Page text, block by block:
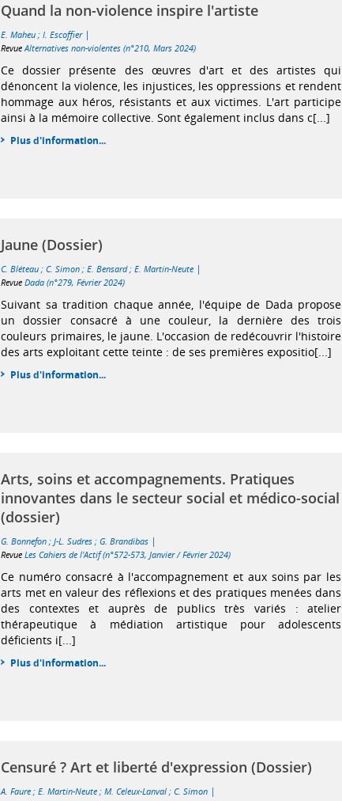
Quand la non-violence inspire l'artiste
E. Maheu ;I. Escoffier |
RevueAlternatives non-violentes (n°210, Mars 2024)
Ce dossier présente des œuvres d'art et des artistes qui
dénoncent la violence, les injustices, les oppressions et rendent
hommage aux héros, résistants et aux victimes. L'art participe
ainsi à la mémoire collective. Sont également inclus dans c[...]
Plus d'information...
Jaune (Dossier)
C. Bléteau ;C. Simon ;E. Bensard;E. Martin-Neute |
RevueDada (n°279, Février 2024)
Suivant sa tradition chaque année, l'équipe de Dada propose
un dossier consacré à une couleur, la dernière des trois
couleurs primaires, le jaune. L'occasion de redécouvrir l'histoire
des arts exploitant cette teinte : de ses premières expositio[...]
Plus d'information...
Arts, soins et accompagnements. Pratiques
innovantes dans le secteur social et médico-social
(dossier)
G. Bonnefon ;J-L. Sudres ;G. Brandibas |
RevueLes Cahiers de l'Actif (n°572-573, Janvier / Février 2024)
Ce numéro consacré à l'accompagnement et aux soins par les
arts met en valeur des réflexions et des pratiques menées dans
des contextes et auprès de publics très variés : atelier
thérapeutique à médiation artistique pour adolescents
déficients i[...]
Plus d'information...
Censuré ? Art et liberté d'expression (Dossier)
A. Faure ;E. Martin-Neute ;M. Celeux-Lanval ;C. Simon |